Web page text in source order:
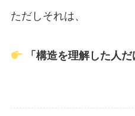
ただしそれは、
「構造を理解した人